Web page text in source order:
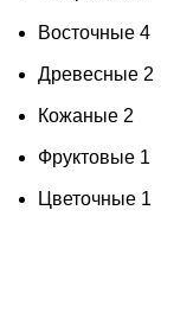
Восточные 4
Древесные 2
Кожаные 2
Фруктовые 1
Цветочные 1